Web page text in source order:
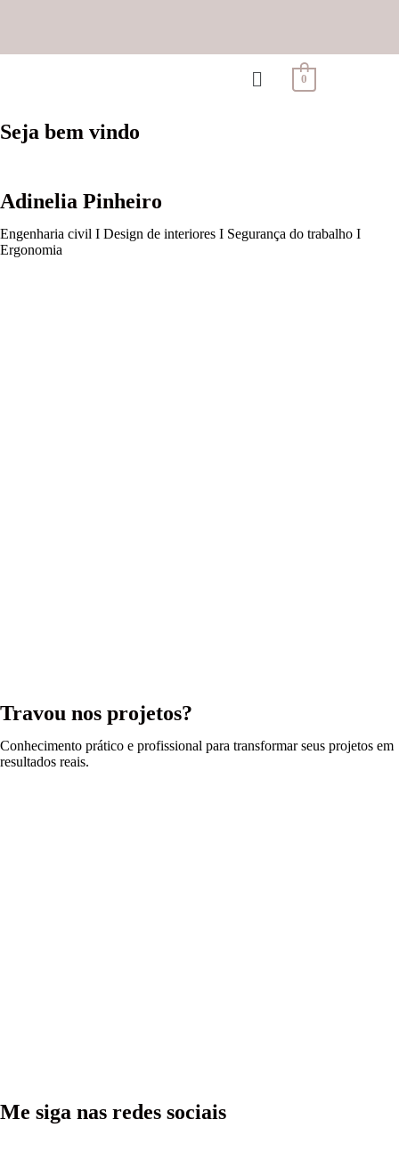
0
Seja bem vindo
Adinelia Pinheiro
Engenharia civil I Design de interiores I Segurança do trabalho I
Ergonomia
Travou nos projetos?
Conhecimento prático e profissional para transformar seus projetos em
resultados reais.
Me siga nas redes sociais